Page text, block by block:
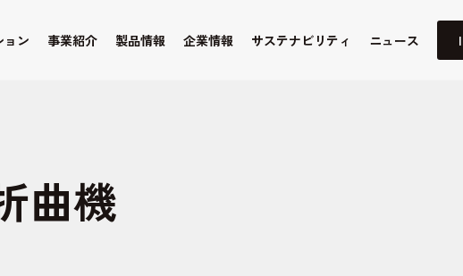
ョン 事業紹介 製品情報 企業情報 サステナビリティ ニュース
曲機